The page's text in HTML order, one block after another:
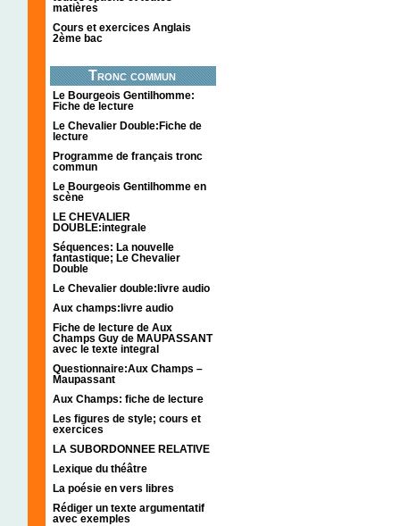
matières
Cours et exercices Anglais
2ème bac
Tronc commun
Le Bourgeois Gentilhomme:
Fiche de lecture
Le Chevalier Double:Fiche de
lecture
Programme de français tronc
commun
Le Bourgeois Gentilhomme en
scène
LE CHEVALIER
DOUBLE:integrale
Séquences: La nouvelle
fantastique; Le Chevalier
Double
Le Chevalier double:livre audio
Aux champs:livre audio
Fiche de lecture de Aux
Champs Guy de MAUPASSANT
avec le texte integral
Questionnaire:Aux Champs –
Maupassant
Aux Champs: fiche de lecture
Les figures de style; cours et
exercices
LA SUBORDONNEE RELATIVE
Lexique du théâtre
La poésie en vers libres
Rédiger un texte argumentatif
avec exemples